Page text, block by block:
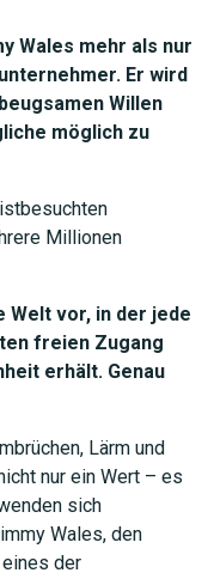
Wales mehr als nur
Er wird
Willen
möglich zu
Millionen
Welt vor, in der jede
freien Zugang
erhält. Genau
Lärm und
nur ein Wert – es
sich
Wales, den
eines der